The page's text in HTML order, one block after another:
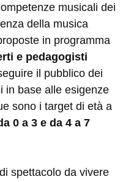
musicali dei
della musica
in programma
e pedagogisti
il pubblico dei
in base alle esigenze
sono i target di età a
0 a 3 e da 4 a 7
spettacolo da vivere